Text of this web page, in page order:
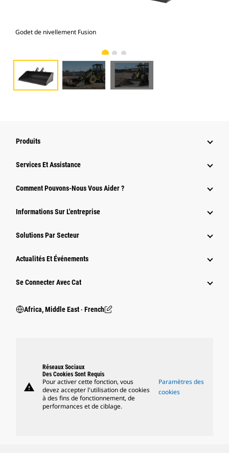
Godet de nivellement Fusion
Produits
Services Et Assistance
Comment Pouvons-Nous Vous Aider ?
Informations Sur L'entreprise
Solutions Par Secteur
Actualités Et Événements
Se Connecter Avec Cat
Africa, Middle East ‧ French
warning
Réseaux Sociaux
Des Cookies Sont Requis
Pour activer cette fonction, vous
devez accepter l'utilisation de cookies
à des fins de fonctionnement, de
performances et de ciblage.
Paramètres des
cookies